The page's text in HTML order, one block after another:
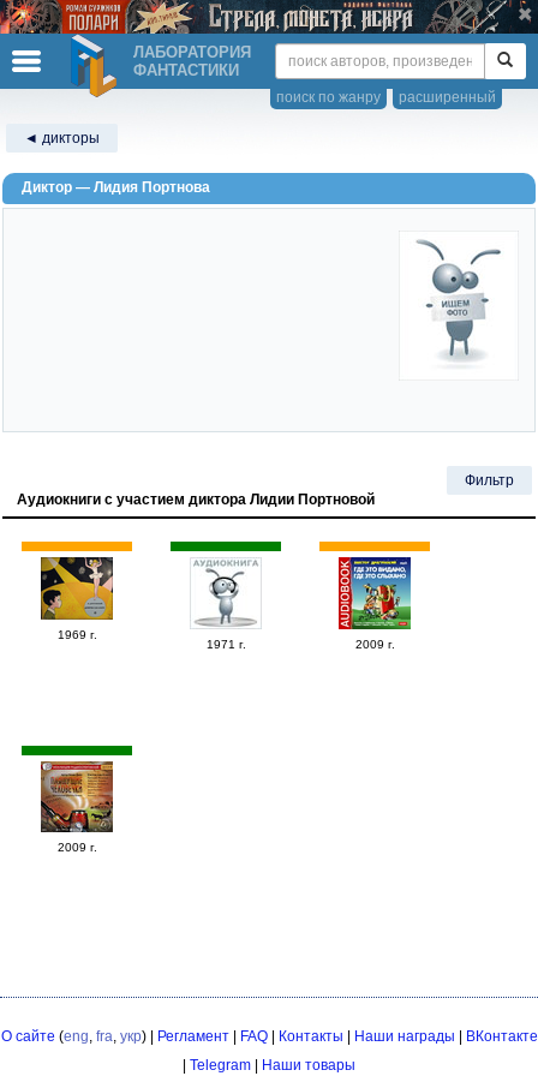
ЛАБОРАТОРИЯ
ФАНТАСТИКИ
расширенный
поиск по жанру
◄ дикторы
Диктор — Лидия Портнова
Фильтр
Аудиокниги с участием диктора Лидии Портновой
1969 г.
1971 г. 2009 г.
2009 г.
О сайте (eng, fra, укр) | Регламент| FAQ| Контакты Наши награды
ВКонтакте
Telegram Наши товары